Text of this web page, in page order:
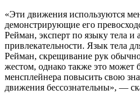
«Эти движения используются
демонстрирующие его
Рейман, эксперт по языку тела и
привлекательности. Язык тела
Рейман, скрещивание рук
жестом, однако также это может
менсплейнера повысить свою
движения бессознательны», —